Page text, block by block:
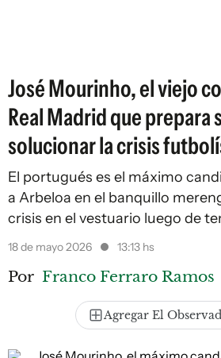
José Mourinho, el viejo
Real Madrid que prepara
solucionar la crisis
El portugués es el máximo
a Arbeloa en el banquillo
crisis en el vestuario luego de
18 de mayo 2026 13:13 hs
Por Franco Ferraro Ramos
Agregar El